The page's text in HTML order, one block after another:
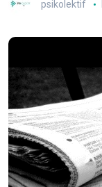
psikolektif